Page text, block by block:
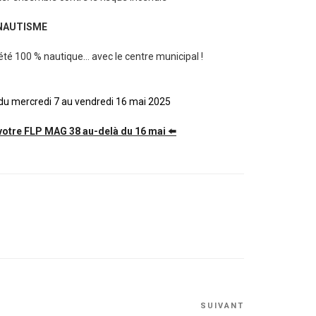
100 % nautique… avec le centre municipal !
mercredi 7 au vendredi 16 mai 2025
FLP MAG 38 au-delà du 16 mai ⬅️
SUIVANT